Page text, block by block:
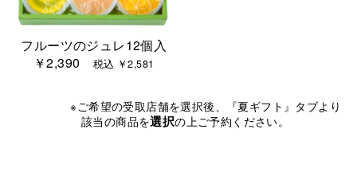
フルーツのジュレ12個入
￥2,390
税込 ￥2,581
※ご希望の受取店舗を選択後、『夏ギフト』タブより
該当の商品を選択の上ご予約ください。